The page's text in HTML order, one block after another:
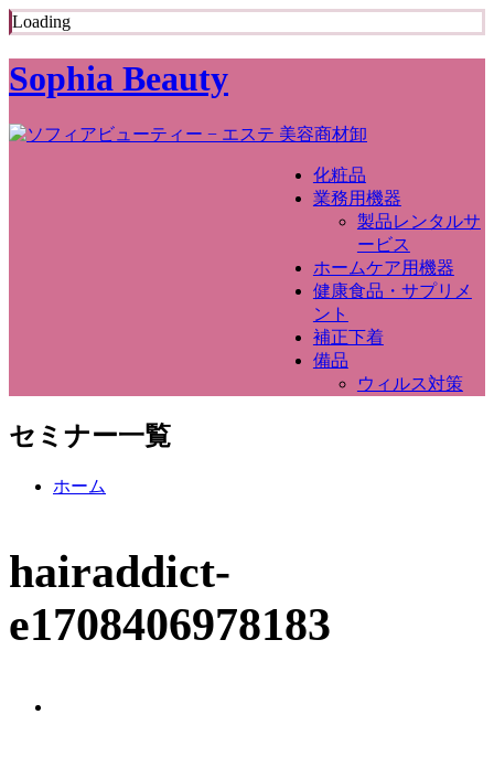
Loading
Sophia Beauty
化粧品
業務用機器
製品レンタルサ
ービス
ホームケア用機器
健康食品・サプリメ
ント
補正下着
備品
ウィルス対策
セミナー一覧
ホーム
hairaddict-
e1708406978183